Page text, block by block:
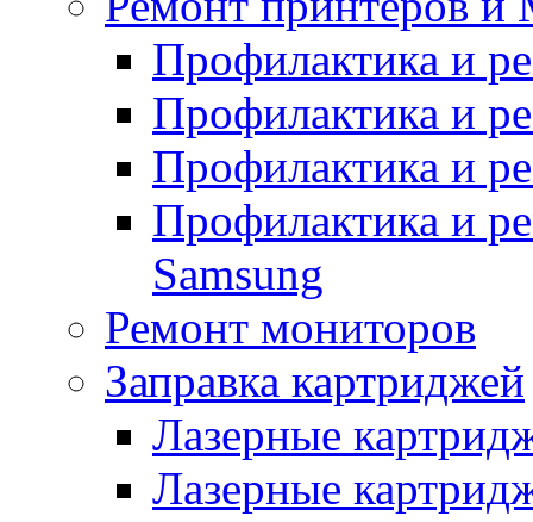
Профилактика и
Профилактика и
Профилактика и
Профилактика и
Samsung
Ремонт мониторов
Заправка картриджей
Лазерные
Лазерные